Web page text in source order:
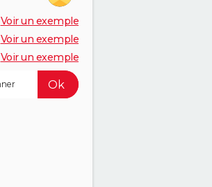
Voir un exemple
Voir un exemple
Voir un exemple